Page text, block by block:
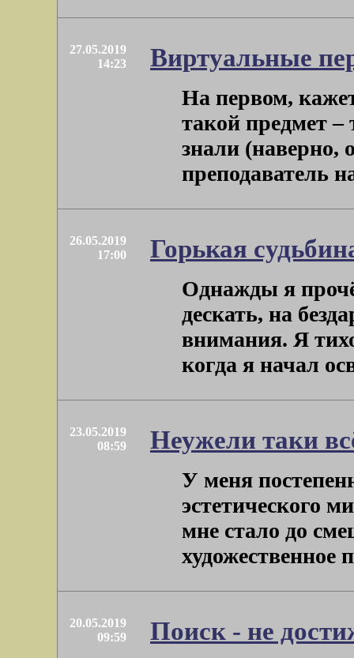
27.05.2019
14:23
Виртуальные
На первом,
такой предмет
знали (наверно,
преподаватель
26.05.2019
17:00
Горькая
Однажды я
дескать, на
внимания. Я
когда я начал
23.05.2019
08:59
Неужели таки
У меня
эстетического
мне стало до
художественное
20.05.2019
09:59
Поиск - не